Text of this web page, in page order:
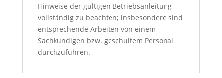
Hinweise der gültigen Betriebsanleitung
vollständig zu beachten; insbesondere sind
entsprechende Arbeiten von einem
Sachkundigen bzw. geschultem Personal
durchzuführen.